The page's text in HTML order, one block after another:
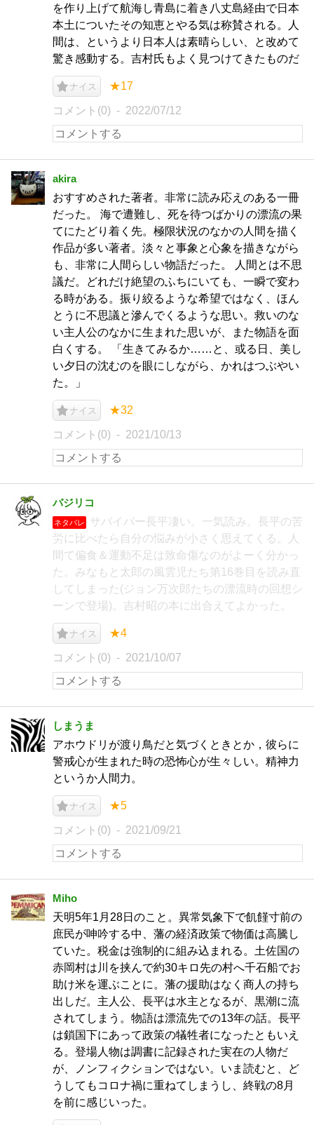
を作り上げて航海し青島に着き八丈島経由で日本
本土についたその知恵とやる気は称賛される。人
間は、というより日本人は素晴らしい、と改めて
驚き感動する。吉村氏もよく見つけてきたものだ
ナイス ★17
コメント(0) 2022/07/12
akira
おすすめされた著者。非常に読み応えのある一冊
だった。 海で遭難し、死を待つばかりの漂流の果
てにたどり着く先。極限状況のなかの人間を描く
作品が多い著者。淡々と事象と心象を描きながら
も、非常に人間らしい物語だった。 人間とは不思
議だ。どれだけ絶望のふちにいても、一瞬で変わ
る時がある。振り絞るような希望ではなく、ほん
とうに不思議と滲んでくるような思い。救いのな
い主人公のなかに生まれた思いが、また物語を面
白くする。 「生きてみるか……と、或る日、美し
い夕日の沈むのを眼にしながら、かれはつぶやい
た。」
ナイス ★32
コメント(0) 2021/10/13
バジリコ
ネタバレ
サバイバー長平凄い。一気読み。長平の苦
労に比べたら自分の悩みが小さく思えてくる。人
間て偏食＆運動不足は致命傷なのがよーく分かっ
た。みなもと太郎の風雲児たち第16巻目を読み直
してしまった(ジョン万次郎たちの漂流時の回想シ
ーンで登場)。吉村昭の本に出合えてよかった。
ナイス ★4
コメント(0) 2021/10/07
しまうま
アホウドリが渡り鳥だと気づくときとか，彼らに
警戒心が生まれた時の恐怖心が生々しい。精神力
というか人間力。
ナイス ★5
コメント(0) 2021/09/21
Miho
天明5年1月28日のこと。異常気象下で飢饉寸前の
庶民が呻吟する中、藩の経済政策で物価は高騰し
ていた。税金は強制的に組み込まれる。土佐国の
赤岡村は川を挟んで約30キロ先の村へ千石船でお
助け米を運ぶことに。藩の援助はなく商人の持ち
出しだ。主人公、長平は水主となるが、黒潮に流
されてしまう。物語は漂流先での13年の話。長平
は鎖国下にあって政策の犠牲者になったともいえ
る。登場人物は調書に記録された実在の人物だ
が、ノンフィクションではない。いま読むと、ど
うしてもコロナ禍に重ねてしまうし、終戦の8月
を前に感じいった。